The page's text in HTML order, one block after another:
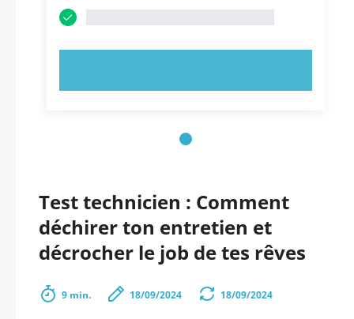
Test technicien : Comment
déchirer ton entretien et
décrocher le job de tes rêves
9 min. 18/09/2024 18/09/2024